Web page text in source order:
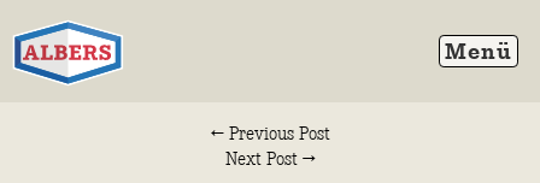
← Previous Post
Next Post →